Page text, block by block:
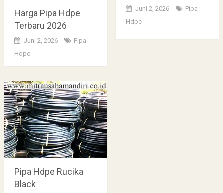
Harga Pipa Hdpe
Terbaru 2026
Juni 2, 2026
Pipa
Hdpe
Juni 2, 2026
Pipa
Hdpe
Pipa Hdpe Rucika
Black